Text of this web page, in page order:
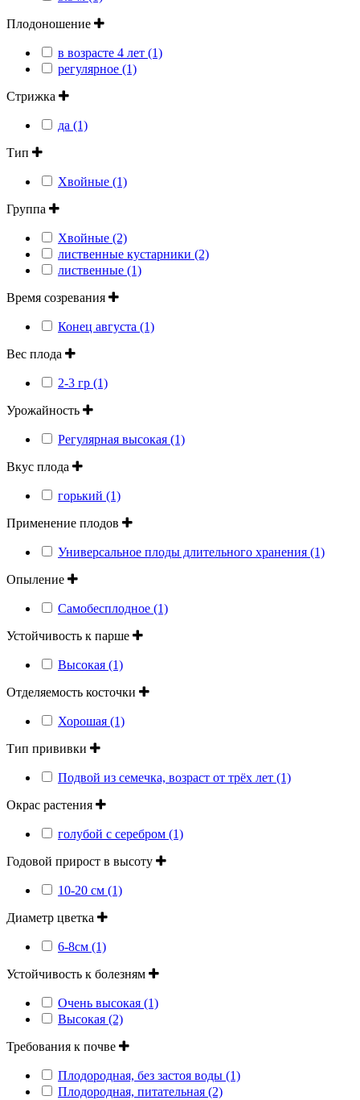
Плодоношение
в возрасте 4 лет (1)
регулярное (1)
Стрижка
да (1)
Тип
Хвойные (1)
Группа
Хвойные (2)
лиственные кустарники (2)
лиственные (1)
Время созревания
Конец августа (1)
Вес плода
2-3 гр (1)
Урожайность
Регулярная высокая (1)
Вкус плода
горький (1)
Применение плодов
Универсальное плоды длительного хранения (1)
Опыление
Самобесплодное (1)
Устойчивость к парше
Высокая (1)
Отделяемость косточки
Хорошая (1)
Тип прививки
Подвой из семечка, возраст от трёх лет (1)
Окрас растения
голубой с серебром (1)
Годовой прирост в высоту
10-20 см (1)
Диаметр цветка
6-8см (1)
Устойчивость к болезням
Очень высокая (1)
Высокая (2)
Требования к почве
Плодородная, без застоя воды (1)
Плодородная, питательная (2)